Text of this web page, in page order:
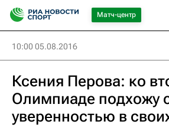
Матч-центр
10:00 05.08.2016
Ксения Перова: ко
Олимпиаде подхожу
уверенностью в